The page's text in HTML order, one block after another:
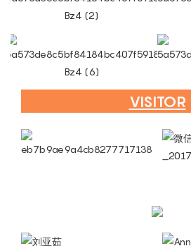
VISITOR